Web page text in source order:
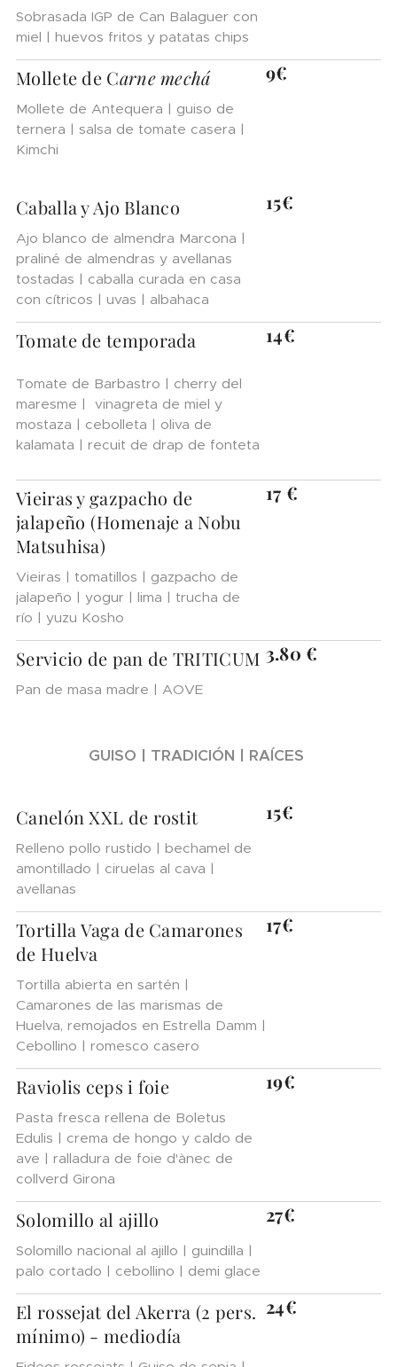
Sobrasada IGP de Can Balaguer con
miel | huevos fritos y patatas chips
Mollete de Carne mechá
Mollete de Antequera | guiso de
ternera | salsa de tomate casera |
Kimchi
9€
Caballa y Ajo Blanco
Ajo blanco de almendra Marcona |
praliné de almendras y avellanas
tostadas | caballa curada en casa
con cítricos | uvas | albahaca
15€
Tomate de temporada
Tomate de Barbastro | cherry del
maresme | vinagreta de miel y
mostaza | cebolleta | oliva de
kalamata | recuit de drap de fonteta
14€
Vieiras y gazpacho de
jalapeño (Homenaje a Nobu
Matsuhisa)
Vieiras | tomatillos | gazpacho de
jalapeño | yogur | lima | trucha de
río | yuzu Kosho
17 €
Servicio de pan de TRITICUM
Pan de masa madre | AOVE
3.80 €
GUISO | TRADICIÓN | RAÍCES
Canelón XXL de rostit
Relleno pollo rustido | bechamel de
amontillado | ciruelas al cava |
avellanas
15€
Tortilla Vaga de Camarones
de Huelva
Tortilla abierta en sartén |
Camarones de las marismas de
Huelva, remojados en Estrella Damm |
Cebollino | romesco casero
17€
Raviolis ceps i foie
Pasta fresca rellena de Boletus
Edulis | crema de hongo y caldo de
ave | ralladura de foie d'ànec de
collverd Girona
19€
Solomillo al ajillo
Solomillo nacional al ajillo | guindilla |
palo cortado | cebollino | demi glace
27€
El rossejat del Akerra (2 pers.
mínimo) - mediodía
24€